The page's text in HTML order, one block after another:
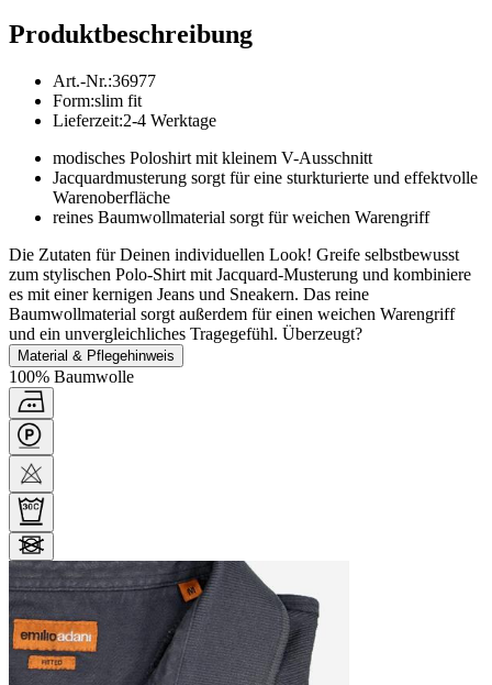
Produktbeschreibung
Art.-Nr.:36977
Form:slim fit
Lieferzeit:2-4 Werktage
modisches Poloshirt mit kleinem V-Ausschnitt
Jacquardmusterung sorgt für eine sturkturierte und effektvolle
Warenoberfläche
reines Baumwollmaterial sorgt für weichen Warengriff
Die Zutaten für Deinen individuellen Look! Greife selbstbewusst
zum stylischen Polo-Shirt mit Jacquard-Musterung und kombiniere
es mit einer kernigen Jeans und Sneakern. Das reine
Baumwollmaterial sorgt außerdem für einen weichen Warengriff
und ein unvergleichliches Tragegefühl. Überzeugt?
Material & Pflegehinweis
100% Baumwolle